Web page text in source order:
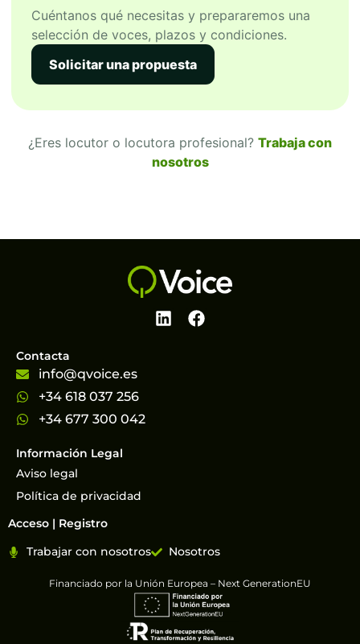
Cuéntanos qué necesitas y prepararemos una
selección de voces, plazos y condiciones.
Solicitar una propuesta
¿Eres locutor o locutora profesional? Trabaja con
nosotros
Información Legal
Aviso legal
Política de privacidad
Contacta
info@qvoice.es
+34 618 037 256
+34 677 300 042
Acceso | Registro
Trabajar con nosotros
Nosotros
Financiado por la Unión Europea – Next GenerationEU